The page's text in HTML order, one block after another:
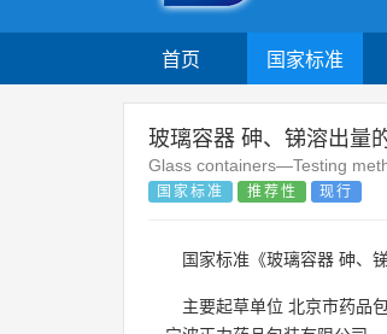
首页 国家标准
玻璃容器 砷、锑溶出量
Glass containers—Testing
国家标准 推荐性 现行
国家标准《玻璃容器 砷、
主要起草单位 北京市药品